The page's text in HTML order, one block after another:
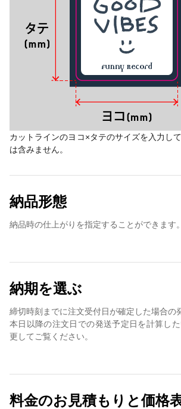
カットラインのヨコ×タテのサイズを入力し
は含みません。
納品形態
納品時の仕上がりを指定することができます。
納期を選ぶ
締切時刻までに注文受付日が確定した場合の
本日以降の注文日での発送予定日を計算し
更してご覧ください。
料金のお見積もりと価格